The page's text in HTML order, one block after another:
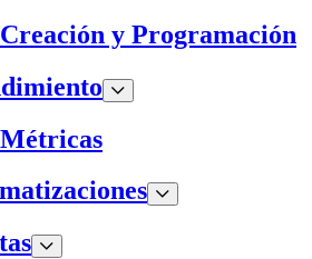
Creación y Programación
Métricas